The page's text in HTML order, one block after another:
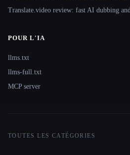
Translate.video review: fast AI dubbing
POUR L'IA
llms.txt
llms-full.txt
MCP server
TOUTES LES CATÉGORIES